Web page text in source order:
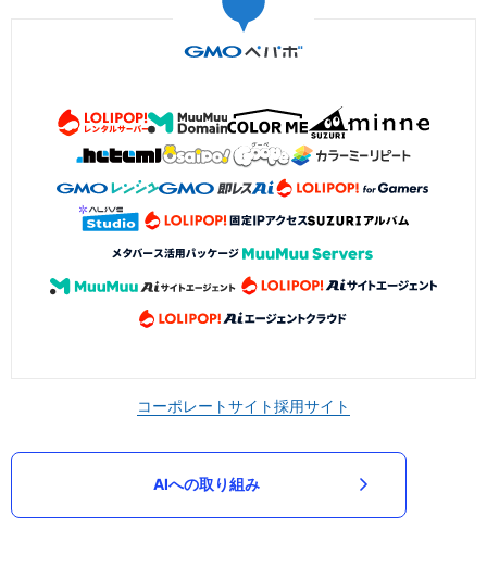
コーポレートサイト採用サイト
AIへの取り組み